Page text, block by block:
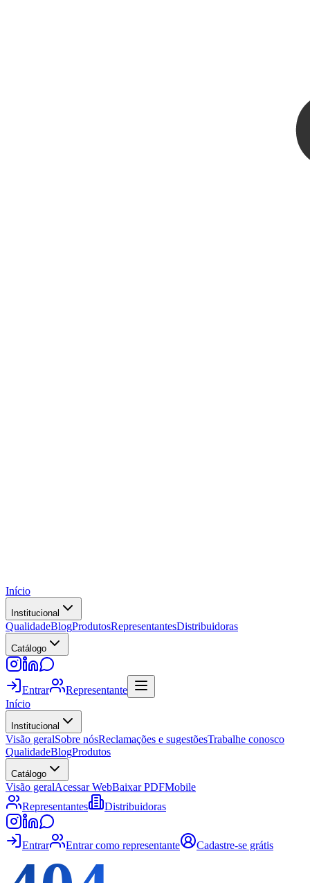
Início
Institucional
QualidadeBlogProdutosRepresentantesDistribuidoras
Catálogo
Entrar
Representante
Início
Institucional
Visão geralSobre nósReclamações e sugestõesTrabalhe conosco
QualidadeBlogProdutos
Catálogo
Visão geralAcessar WebBaixar PDFMobile
Representantes
Distribuidoras
Entrar Entrar como representante Cadastre-se grátis